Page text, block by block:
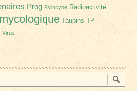
Prog Psilocybe Radioactivité
Taupins TP
Virus